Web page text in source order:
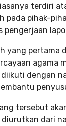
terdiri
pada pihak-
pengerjaan
yang pertama
agama
dengan
tersebut
dari